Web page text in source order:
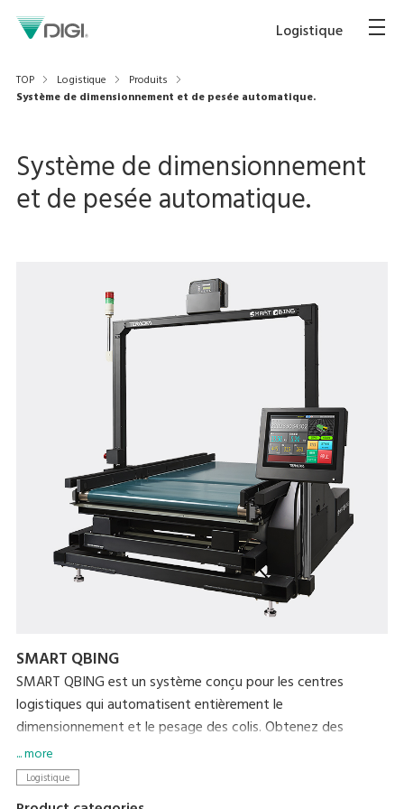
Logistique
TOP Logistique
Produits
Système de dimensionnement et de pesée automatique.
Système de dimensionnement
et de pesée automatique.
SMART QBING
SMART QBING est un système conçu pour les centres
logistiques qui automatisent entièrement le
dimensionnement et le pesage des colis. Obtenez des
mesures rapides et précises en passant simplement les
articles sur le convoyeur. Dans un premier temps, SMART
... more
Logistique